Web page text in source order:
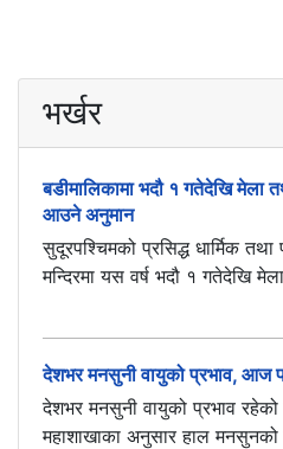
भर्खर
बडीमालिकामा भदौ १ गतेदेखि मेला
आउने अनुमान
सुदूरपश्चिमको प्रसिद्ध धार्मिक
मन्दिरमा यस वर्ष भदौ १ गतेदेखि
देशभर मनसुनी वायुको प्रभाव, आज
देशभर मनसुनी वायुको प्रभाव
महाशाखाका अनुसार हाल मनसुनको